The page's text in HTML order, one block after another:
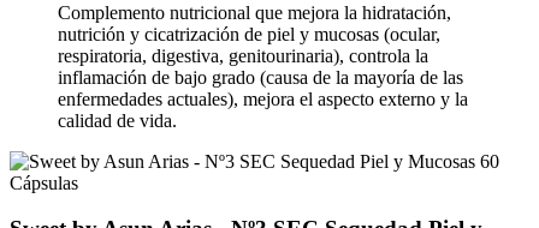
Complemento nutricional que mejora la hidratación,
nutrición y cicatrización de piel y mucosas (ocular,
respiratoria, digestiva, genitourinaria), controla la
inflamación de bajo grado (causa de la mayoría de las
enfermedades actuales), mejora el aspecto externo y la
calidad de vida.